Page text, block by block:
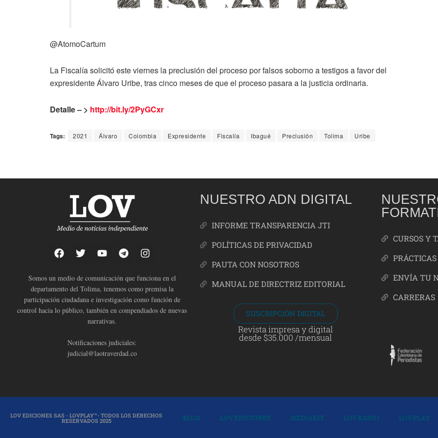
@AtomoCartum
La Fiscalía solicitó este viernes la preclusión del proceso por falsos soborno a testigos a favor del
expresidente Álvaro Uribe, tras cinco meses de que el proceso pasara a la justicia ordinaria.
Detalle – > http://bit.ly/2PyGCxr
Tags: 2021 Álvaro Colombia Expresidente Fiscalía Ibagué Preclusión Tolima Uribe
Somos un medio de comunicación que funciona en el
departamento del Tolima, tenemos como premisa la
participación ciudadana e investigación como función de
control hacia lo público, también en compendiados de nuevas
narrativas.
Notificaciones judiciales:
judicial@laotraverdad.co
NUESTRO ADN DIGITAL
INFORME TRANSPARENCIA JTI
POLÍTICAS DE PRIVACIDAD
PAUTA CON NOSOTROS
MANUAL DE DIRECTRIZ EDITORIAL
SUSCRIPCIÓN DIGITAL
Revista impresa y digital
desde $35.000 /mensual
CURSOS Y
PRÁCTICAS
ENVÍA TU
CARRERAS
LOV EDICIONES SAS - LOVPLAY™- TODOS LOS DERECHOS
RESERVADOS 2025 BLOG LOV EDICIONES MEDIAKIT LOV RADIO LOV PLAY